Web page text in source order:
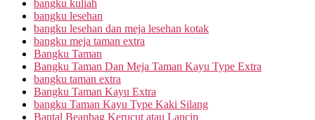
bangku kuliah
bangku lesehan
bangku lesehan dan meja lesehan kotak
bangku meja taman extra
Bangku Taman
Bangku Taman Dan Meja Taman Kayu Type Extra
bangku taman extra
Bangku Taman Kayu Extra
bangku Taman Kayu Type Kaki Silang
Bantal Beanbag Kerucut atau Lancip